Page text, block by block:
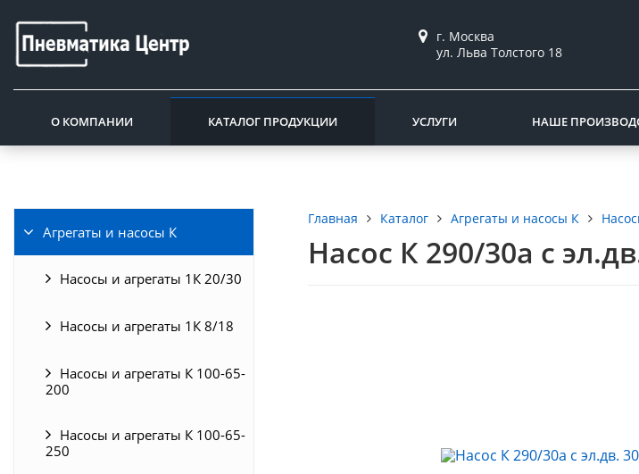
г. Москва
ул. Льва Толстого 18
О КОМПАНИИ КАТАЛОГ ПРОДУКЦИИ УСЛУГИ НАШЕ
Агрегаты и насосы К
Насосы и агрегаты 1К 20/30
Насосы и агрегаты 1К 8/18
Насосы и агрегаты К 100-65-
200
Насосы и агрегаты К 100-65-
250
Главная Каталог Агрегаты и насосы К
Насос К 290/30а с